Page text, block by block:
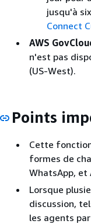
jusqu'à
Connect
AWS
n'est pas
(US-West).
Points
Cette
formes de
WhatsApp, et
Lorsque
discussion,
les agents